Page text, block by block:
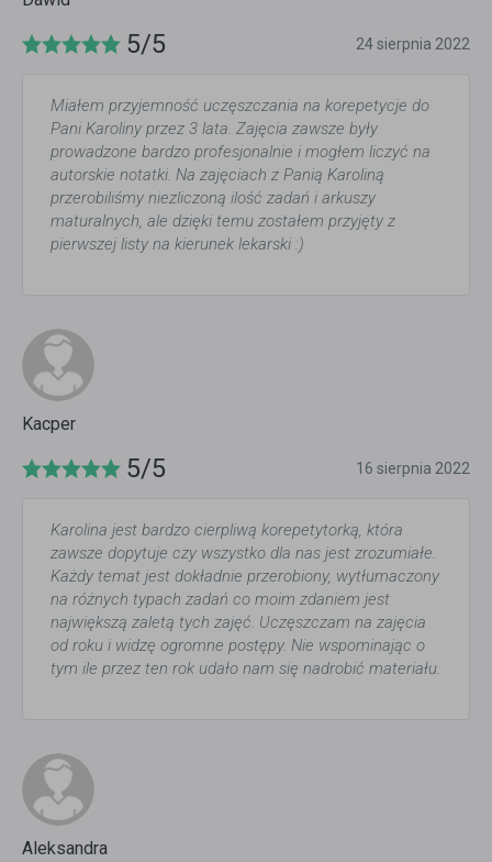
5/5 24 sierpnia 2022
Miałem przyjemność uczęszczania na korepetycje do
Pani Karoliny przez 3 lata. Zajęcia zawsze były
prowadzone bardzo profesjonalnie i mogłem liczyć na
autorskie notatki. Na zajęciach z Panią Karoliną
przerobiliśmy niezliczoną ilość zadań i arkuszy
maturalnych, ale dzięki temu zostałem przyjęty z
pierwszej listy na kierunek lekarski :)
Kacper
5/5 16 sierpnia 2022
Karolina jest bardzo cierpliwą korepetytorką, która
zawsze dopytuje czy wszystko dla nas jest zrozumiałe.
Każdy temat jest dokładnie przerobiony, wytłumaczony
na różnych typach zadań co moim zdaniem jest
największą zaletą tych zajęć. Uczęszczam na zajęcia
od roku i widzę ogromne postępy. Nie wspominając o
tym ile przez ten rok udało nam się nadrobić materiału.
Aleksandra